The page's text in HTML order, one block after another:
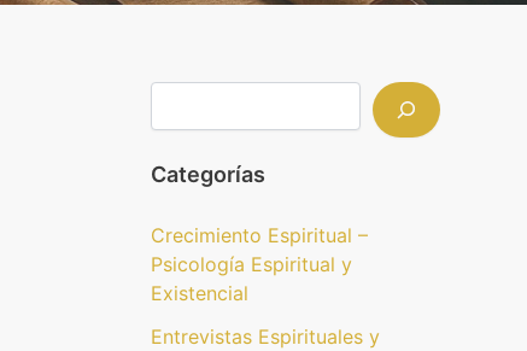
Categorías
Crecimiento Espiritual –
Psicología Espiritual y
Existencial
Entrevistas Espirituales y